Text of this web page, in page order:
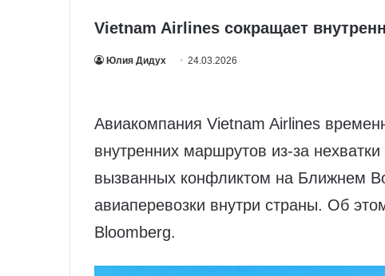
Vietnam Airlines сокращает
Юлия Дидух 24.03.2026
Авиакомпания Vietnam Airlines
внутренних маршрутов из‑за
вызванных конфликтом на Ближнем
авиаперевозки внутри страны. Об
Bloomberg.